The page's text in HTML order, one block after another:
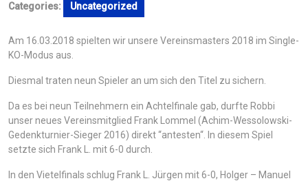
Categories: Uncategorized
Am 16.03.2018 spielten wir unsere Vereinsmasters 2018 im Single-
KO-Modus aus.
Diesmal traten neun Spieler an um sich den Titel zu sichern.
Da es bei neun Teilnehmern ein Achtelfinale gab, durfte Robbi
unser neues Vereinsmitglied Frank Lommel (Achim-Wessolowski-
Gedenkturnier-Sieger 2016) direkt “antesten“. In diesem Spiel
setzte sich Frank L. mit 6-0 durch.
In den Vietelfinals schlug Frank L. Jürgen mit 6-0, Holger – Manuel